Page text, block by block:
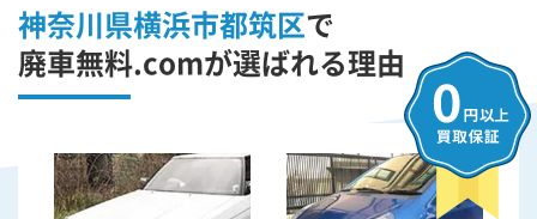
神奈川県横浜市都筑区で
廃車無料.comが選ばれる理由